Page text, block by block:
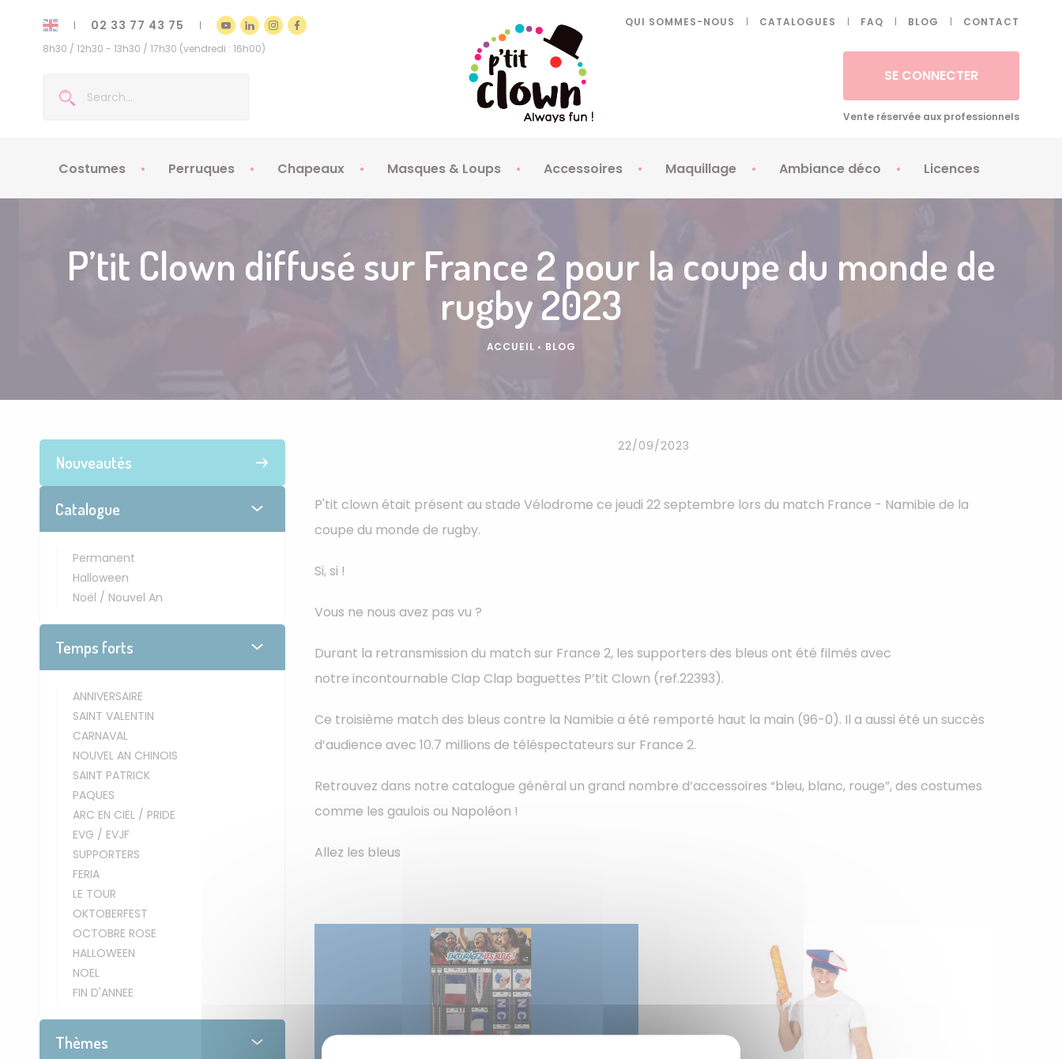
02 33 77 43 75
8h30 / 12h30 - 13h30 / 17h30 (vendredi : 16h00)
QUI SOMMES-NOUS CATALOGUES FAQ BLOG CONTACT
SE CONNECTER
Vente réservée aux professionnels
Costumes Perruques Chapeaux Masques & Loups Accessoires
Bijoux
Cotillons
Habillement
Lunettes
Sets d'accessoires
Maquillage
Maquillage
Ambiance déco
Automates
Pinatas
Licences
Brice de Nice
Lapins Crétins
Minnie
Winnie
P’tit Clown diffusé sur France 2 pour la coupe du monde de
rugby 2023
ACCUEIL • BLOG
Nouveautés
Catalogue
Permanent
Halloween
Noël / Nouvel An
Temps forts
ANNIVERSAIRE
SAINT VALENTIN
CARNAVAL
NOUVEL AN CHINOIS
SAINT PATRICK
PAQUES
ARC EN CIEL / PRIDE
EVG / EVJF
SUPPORTERS
FERIA
LE TOUR
OKTOBERFEST
OCTOBRE ROSE
HALLOWEEN
NOEL
FIN D'ANNEE
Thèmes
22/09/2023
P'tit clown était présent au stade Vélodrome ce jeudi 22 septembre lors du match France - Namibie de la
coupe du monde de rugby.
Si, si !
Vous ne nous avez pas vu ?
Durant la retransmission du match sur France 2, les supporters des bleus ont été filmés avec
notre incontournable Clap Clap baguettes P’tit Clown (ref.22393).
Ce troisième match des bleus contre la Namibie a été remporté haut la main (96-0). Il a aussi été un succès
d’audience avec 10.7 millions de téléspectateurs sur France 2.
Retrouvez dans notre catalogue général un grand nombre d’accessoires “bleu, blanc, rouge”, des costumes
comme les gaulois ou Napoléon !
Allez les bleus